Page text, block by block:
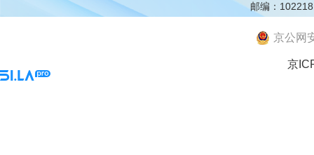
邮编：102218
京公网
京